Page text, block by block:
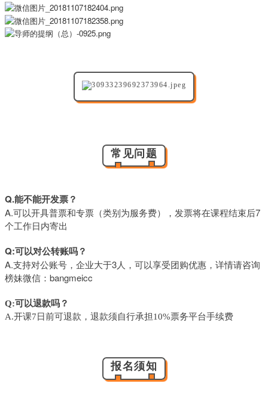
常见问题
Q.能不能开发票？
A.可以开具普票和专票（类别为服务费），发票将在课程结束后7
个工作日内寄出
Q:可以对公转账吗？
A.支持对公账号，企业大于3人，可以享受团购优惠，详情请咨询
榜妹微信：bangmeicc
Q:可以退款吗？
A.开课7日前可退款，退款须自行承担10%票务平台手续费
报名须知